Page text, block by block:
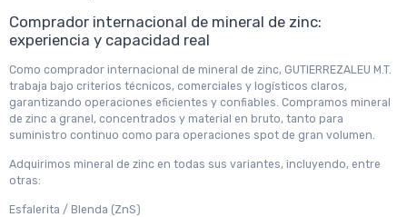
Comprador internacional de mineral de zinc:
experiencia y capacidad real
Como comprador internacional de mineral de zinc, GUTIERREZALEU M.T.
trabaja bajo criterios técnicos, comerciales y logísticos claros,
garantizando operaciones eficientes y confiables. Compramos mineral
de zinc a granel, concentrados y material en bruto, tanto para
suministro continuo como para operaciones spot de gran volumen.
Adquirimos mineral de zinc en todas sus variantes, incluyendo, entre
otras:
Esfalerita / Blenda (ZnS)